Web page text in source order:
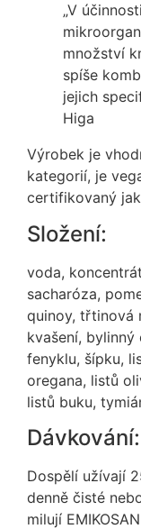
„V
množství
spíše
jejich
Higa
Výrobek je
kategorií, je
certifikovaný
Složení:
voda,
sacharóza,
quinoy, třtinová
kvašení, bylinný
fenyklu, šípku,
oregana, listů
listů buku,
Dávkování:
Dospělí užívají
denně čisté
milují